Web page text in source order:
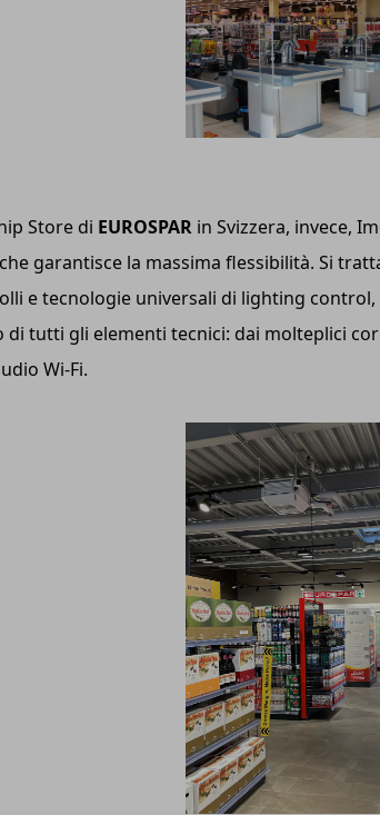
Store di EUROSPAR in Svizzera, invece,
che garantisce la massima flessibilità. Si
e tecnologie universali di lighting
tutti gli elementi tecnici: dai molteplici
Wi-Fi.